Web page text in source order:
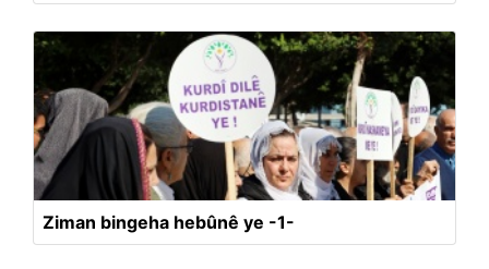
Ziman bingeha hebûnê ye -1-